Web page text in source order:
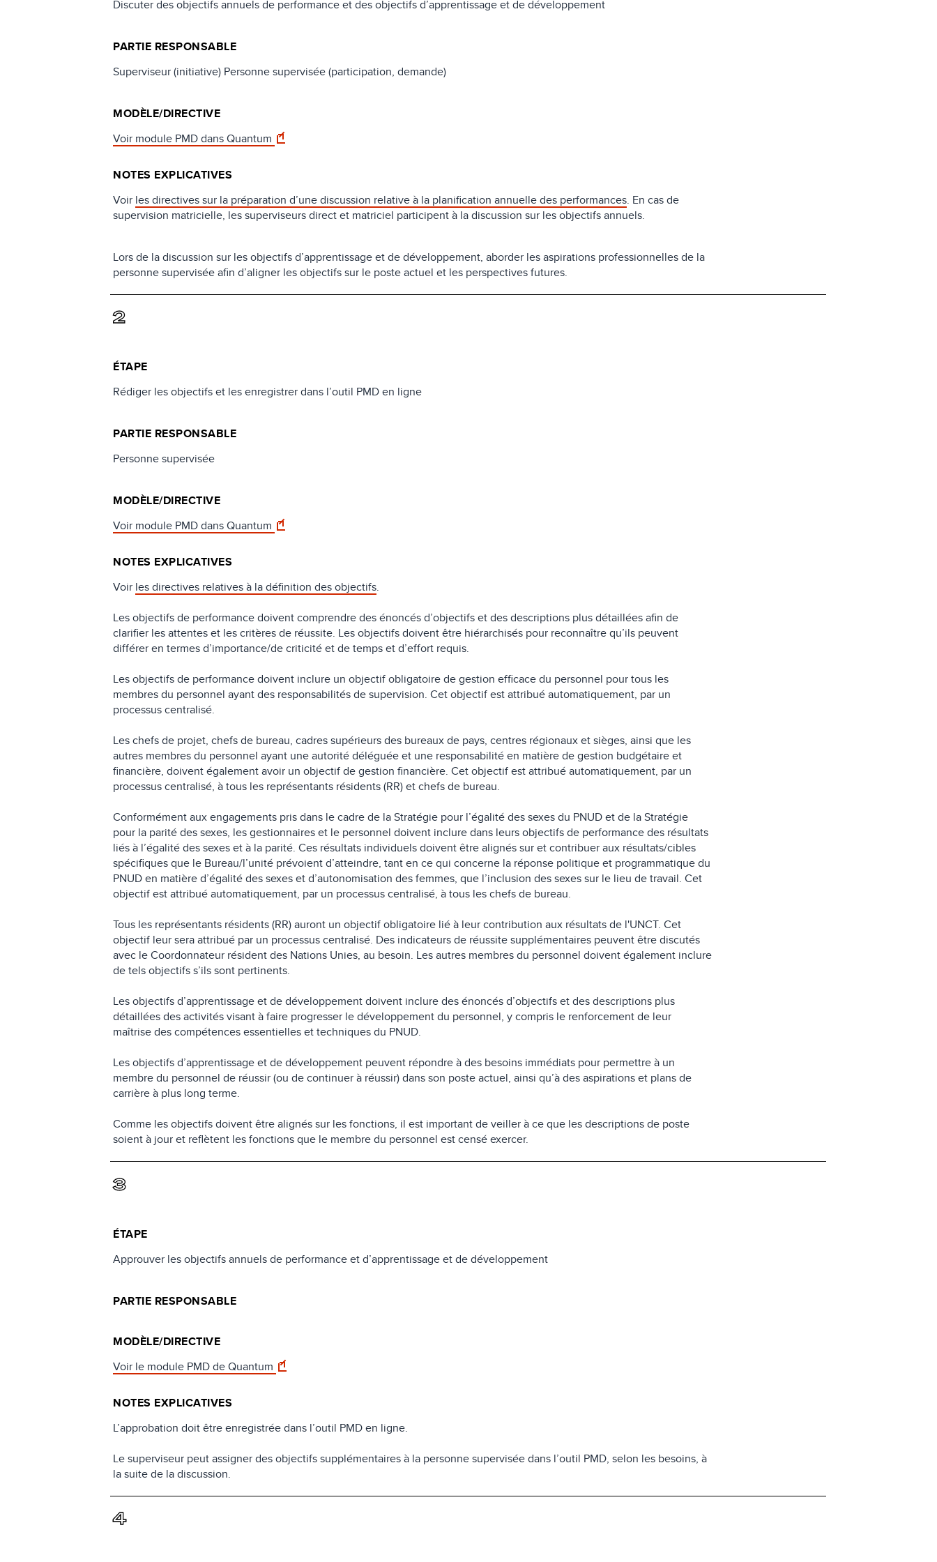
Discuter des objectifs annuels de performance et des objectifs d’apprentissage et de développement
PARTIE RESPONSABLE
Superviseur (initiative) Personne supervisée (participation, demande)
MODÈLE/DIRECTIVE
Voir module PMD dans Quantum
NOTES EXPLICATIVES
Voir les directives sur la préparation d’une discussion relative à la planification annuelle des performances. En cas de
supervision matricielle, les superviseurs direct et matriciel participent à la discussion sur les objectifs annuels.
Lors de la discussion sur les objectifs d’apprentissage et de développement, aborder les aspirations professionnelles de la
personne supervisée afin d’aligner les objectifs sur le poste actuel et les perspectives futures.
2
ÉTAPE
Rédiger les objectifs et les enregistrer dans l’outil PMD en ligne
PARTIE RESPONSABLE
Personne supervisée
MODÈLE/DIRECTIVE
Voir module PMD dans Quantum
NOTES EXPLICATIVES
Voir les directives relatives à la définition des objectifs.
Les objectifs de performance doivent comprendre des énoncés d’objectifs et des descriptions plus détaillées afin de
clarifier les attentes et les critères de réussite. Les objectifs doivent être hiérarchisés pour reconnaître qu’ils peuvent
différer en termes d’importance/de criticité et de temps et d’effort requis.
Les objectifs de performance doivent inclure un objectif obligatoire de gestion efficace du personnel pour tous les
membres du personnel ayant des responsabilités de supervision. Cet objectif est attribué automatiquement, par un
processus centralisé.
Les chefs de projet, chefs de bureau, cadres supérieurs des bureaux de pays, centres régionaux et sièges, ainsi que les
autres membres du personnel ayant une autorité déléguée et une responsabilité en matière de gestion budgétaire et
financière, doivent également avoir un objectif de gestion financière. Cet objectif est attribué automatiquement, par un
processus centralisé, à tous les représentants résidents (RR) et chefs de bureau.
Conformément aux engagements pris dans le cadre de la Stratégie pour l’égalité des sexes du PNUD et de la Stratégie
pour la parité des sexes, les gestionnaires et le personnel doivent inclure dans leurs objectifs de performance des résultats
liés à l’égalité des sexes et à la parité. Ces résultats individuels doivent être alignés sur et contribuer aux résultats/cibles
spécifiques que le Bureau/l’unité prévoient d’atteindre, tant en ce qui concerne la réponse politique et programmatique du
PNUD en matière d’égalité des sexes et d’autonomisation des femmes, que l’inclusion des sexes sur le lieu de travail. Cet
objectif est attribué automatiquement, par un processus centralisé, à tous les chefs de bureau.
Tous les représentants résidents (RR) auront un objectif obligatoire lié à leur contribution aux résultats de l'UNCT. Cet
objectif leur sera attribué par un processus centralisé. Des indicateurs de réussite supplémentaires peuvent être discutés
avec le Coordonnateur résident des Nations Unies, au besoin. Les autres membres du personnel doivent également inclure
de tels objectifs s’ils sont pertinents.
Les objectifs d’apprentissage et de développement doivent inclure des énoncés d’objectifs et des descriptions plus
détaillées des activités visant à faire progresser le développement du personnel, y compris le renforcement de leur
maîtrise des compétences essentielles et techniques du PNUD.
Les objectifs d’apprentissage et de développement peuvent répondre à des besoins immédiats pour permettre à un
membre du personnel de réussir (ou de continuer à réussir) dans son poste actuel, ainsi qu’à des aspirations et plans de
carrière à plus long terme.
Comme les objectifs doivent être alignés sur les fonctions, il est important de veiller à ce que les descriptions de poste
soient à jour et reflètent les fonctions que le membre du personnel est censé exercer.
3
ÉTAPE
Approuver les objectifs annuels de performance et d’apprentissage et de développement
PARTIE RESPONSABLE
MODÈLE/DIRECTIVE
Voir le module PMD de Quantum
NOTES EXPLICATIVES
L’approbation doit être enregistrée dans l’outil PMD en ligne.
Le superviseur peut assigner des objectifs supplémentaires à la personne supervisée dans l’outil PMD, selon les besoins, à
la suite de la discussion.
4